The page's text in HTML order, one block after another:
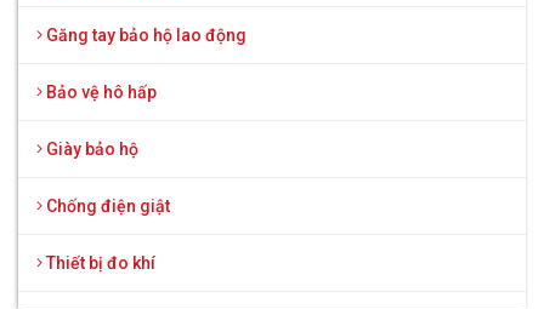
Găng tay bảo hộ lao động
Bảo vệ hô hấp
Giày bảo hộ
Chống điện giật
Thiết bị đo khí